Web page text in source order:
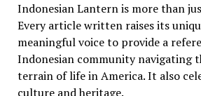
Indonesian Lantern is more than
Every article written raises its
meaningful voice to provide a
Indonesian community navigating
terrain of life in America. It also
culture and heritage.